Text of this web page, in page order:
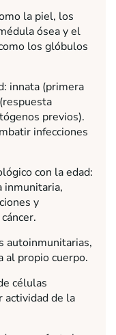
la piel, los
ósea y el
los glóbulos
innata (primera
previos).
infecciones
con la edad:
inmunitaria,
y
autoinmunitarias,
al propio cuerpo.
células
actividad de la